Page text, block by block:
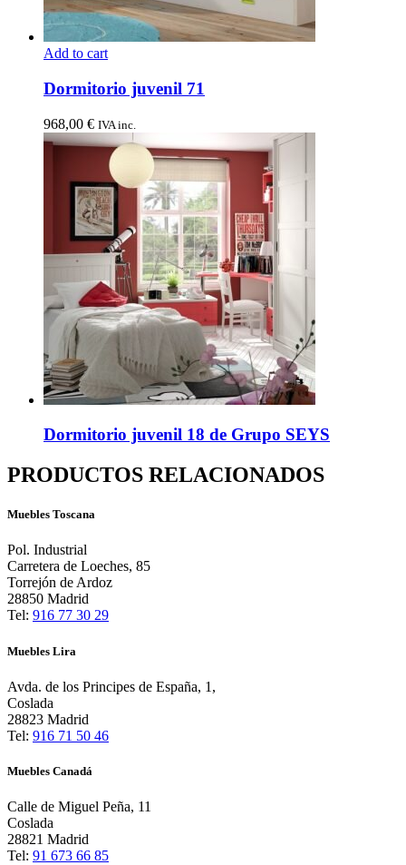
Add to cart
Dormitorio juvenil 71
968,00 € IVA inc.
Dormitorio juvenil 18 de Grupo SEYS
PRODUCTOS RELACIONADOS
Muebles Toscana
Pol. Industrial
Carretera de Loeches, 85
Torrejón de Ardoz
28850 Madrid
Tel: 916 77 30 29
Muebles Lira
Avda. de los Principes de España, 1,
Coslada
28823 Madrid
Tel: 916 71 50 46
Muebles Canadá
Calle de Miguel Peña, 11
Coslada
28821 Madrid
Tel: 91 673 66 85